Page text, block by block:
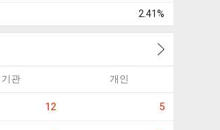
2.41%
기관 개인
12 5